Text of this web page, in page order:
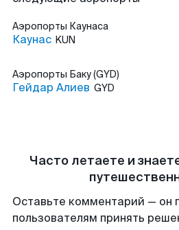
Аэропорты Каунаса
Каунас KUN
Аэропорты Баку (GYD)
Гейдар Алиев GYD
Часто летаете и
Оставьте комментарий — он
пользователям принять